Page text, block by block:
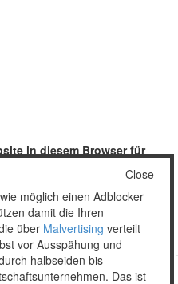
in diesem Browser für
Close
möglich einen Adblocker
damit die Ihren
über Malvertising verteilt
vor Ausspähung und
halbseiden bis
Das ist